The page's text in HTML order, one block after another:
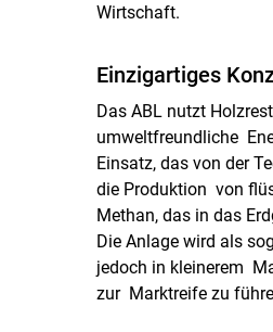
Wirtschaft.
Einzigartiges
Das ABL nutzt
umweltfreundliche
Einsatz, das von der
die Produktion von
Methan, das in das
Die Anlage wird als
jedoch in kleinerem
zur Marktreife zu